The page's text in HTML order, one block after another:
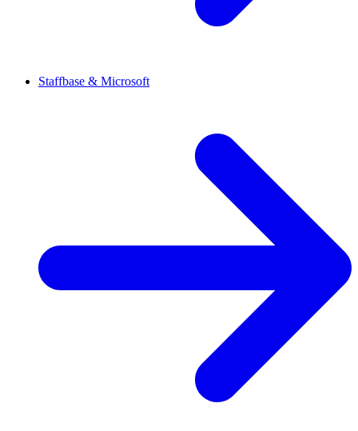
Staffbase & Microsoft